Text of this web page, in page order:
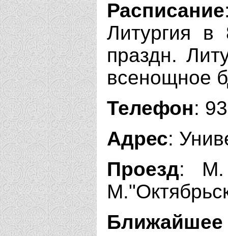
Расписание
Литургия
праздн.
всенощное
Телефон:
Адрес:
Проезд: М.
Ближайшее